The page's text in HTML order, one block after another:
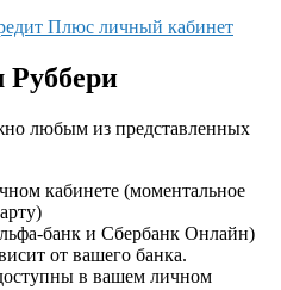
Плюс личный кабинет
Руббери
любым из представленных
кабинете (моментальное
банк и Сбербанк Онлайн)
от вашего банка.
в вашем личном